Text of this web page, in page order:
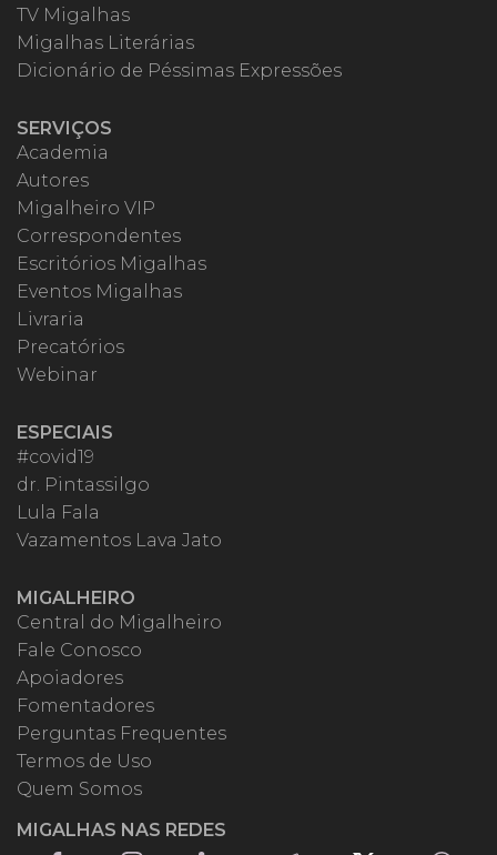
TV Migalhas
Migalhas Literárias
Dicionário de Péssimas Expressões
SERVIÇOS
Academia
Autores
Migalheiro VIP
Correspondentes
Escritórios Migalhas
Eventos Migalhas
Livraria
Precatórios
Webinar
ESPECIAIS
#covid19
dr. Pintassilgo
Lula Fala
Vazamentos Lava Jato
MIGALHEIRO
Central do Migalheiro
Fale Conosco
Apoiadores
Fomentadores
Perguntas Frequentes
Termos de Uso
Quem Somos
MIGALHAS NAS REDES